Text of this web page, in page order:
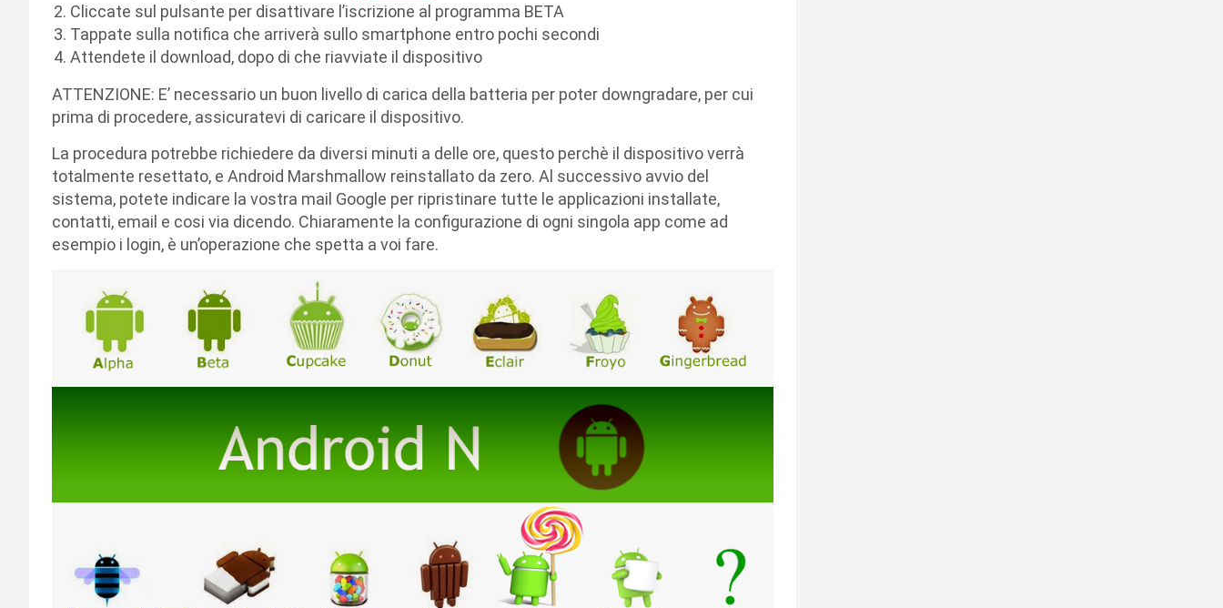
Cliccate sul pulsante per disattivare l’iscrizione al programma BETA
Tappate sulla notifica che arriverà sullo smartphone entro pochi secondi
Attendete il download, dopo di che riavviate il dispositivo
ATTENZIONE: E’ necessario un buon livello di carica della batteria per poter downgradare, per cui
prima di procedere, assicuratevi di caricare il dispositivo.
La procedura potrebbe richiedere da diversi minuti a delle ore, questo perchè il dispositivo verrà
totalmente resettato, e Android Marshmallow reinstallato da zero. Al successivo avvio del
sistema, potete indicare la vostra mail Google per ripristinare tutte le applicazioni installate,
contatti, email e cosi via dicendo. Chiaramente la configurazione di ogni singola app come ad
esempio i login, è un’operazione che spetta a voi fare.